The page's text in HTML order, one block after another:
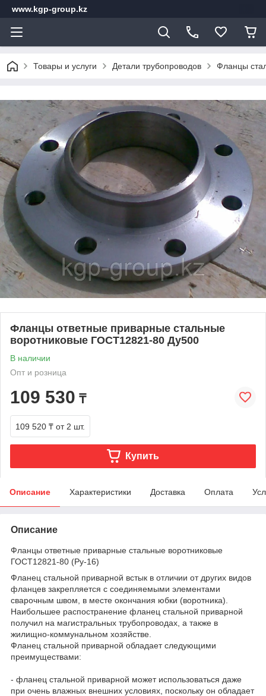
www.kgp-group.kz
Товары и услуги Детали трубопроводов Фланцы
Фланцы ответные приварные стальные
воротниковые ГОСТ12821-80 Ду500
В наличии
Опт и розница
109 530 ₸
109 520 ₸ от 2 шт.
Купить
Описание Характеристики Доставка Оплата
Описание
Фланцы ответные приварные стальные воротниковые
ГОСТ12821-80 (Ру-16)
Фланец стальной приварной встык в отличии от других видов
фланцев закрепляется с соединяемыми элементами
сварочным швом, в месте окончания юбки (воротника).
Наибольшее распостранение фланец стальной приварной
получил на магистральных трубопроводах, а также в
жилищно-коммунальном хозяйстве.
Фланец стальной приварной обладает следующими
преимуществами:
- фланец стальной приварной может использоваться даже
при очень влажных внешних условиях, поскольку он обладает